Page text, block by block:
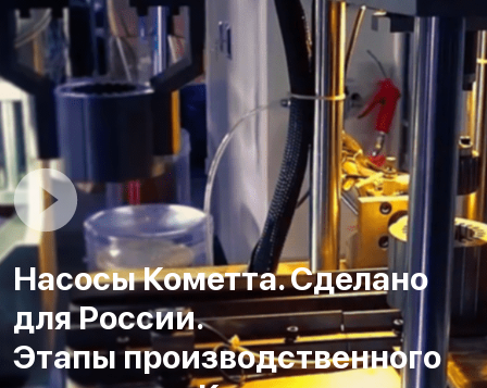
Насосы Кометта. Сделано
для России.
Этапы производственного